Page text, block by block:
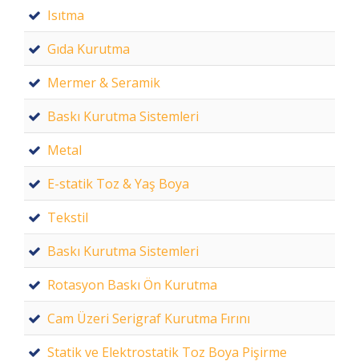
Isıtma
Gıda Kurutma
Mermer & Seramik
Baskı Kurutma Sistemleri
Metal
E-statik Toz & Yaş Boya
Tekstil
Baskı Kurutma Sistemleri
Rotasyon Baskı Ön Kurutma
Cam Üzeri Serigraf Kurutma Fırını
Statik ve Elektrostatik Toz Boya Pişirme